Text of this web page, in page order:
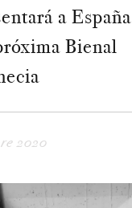
a España
Bienal
2020